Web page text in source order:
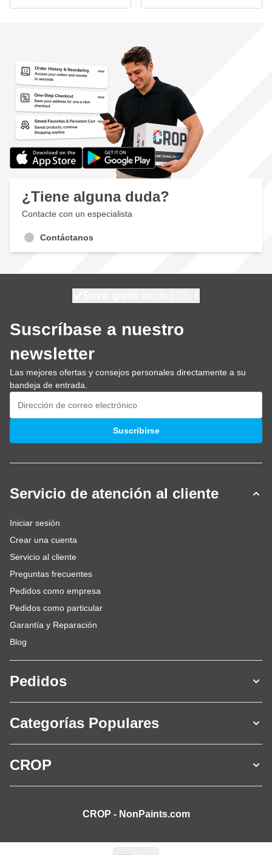
¿Tiene alguna duda?
Contacte con un especialista
Contáctanos
Suscríbase a nuestro
newsletter
Las mejores ofertas y consejos personales directamente a su
bandeja de entrada.
Dirección de email
Suscribirse
Servicio de atención al cliente
Iniciar sesión
Crear una cuenta
Servicio al cliente
Preguntas frecuentes
Pedidos como empresa
Pedidos como particular
Garantía y Reparación
Blog
Pedidos
Categorías Populares
CROP
CROP - NonPaints.com
Lenguaje